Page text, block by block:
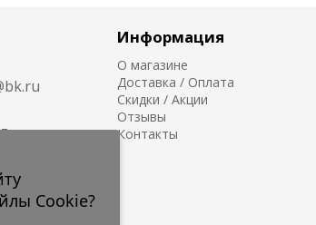
Информация
О магазине
Доставка / Оплата
Скидки / Акции
Отзывы
Контакты
Cookie?